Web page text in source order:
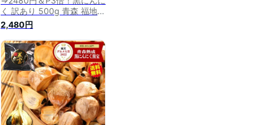
く 訳あり 500g 青森 福地
ホワイト六片【青森 熟成黒
ニンニク 訳あり 500g 送料
無料】黒にんにく 黒宝 約1
か月半分【黒にんにく 訳あ
り 500g】【黒にんにく
500g】くろにんにく 国産
【税込2780円】
2,480円